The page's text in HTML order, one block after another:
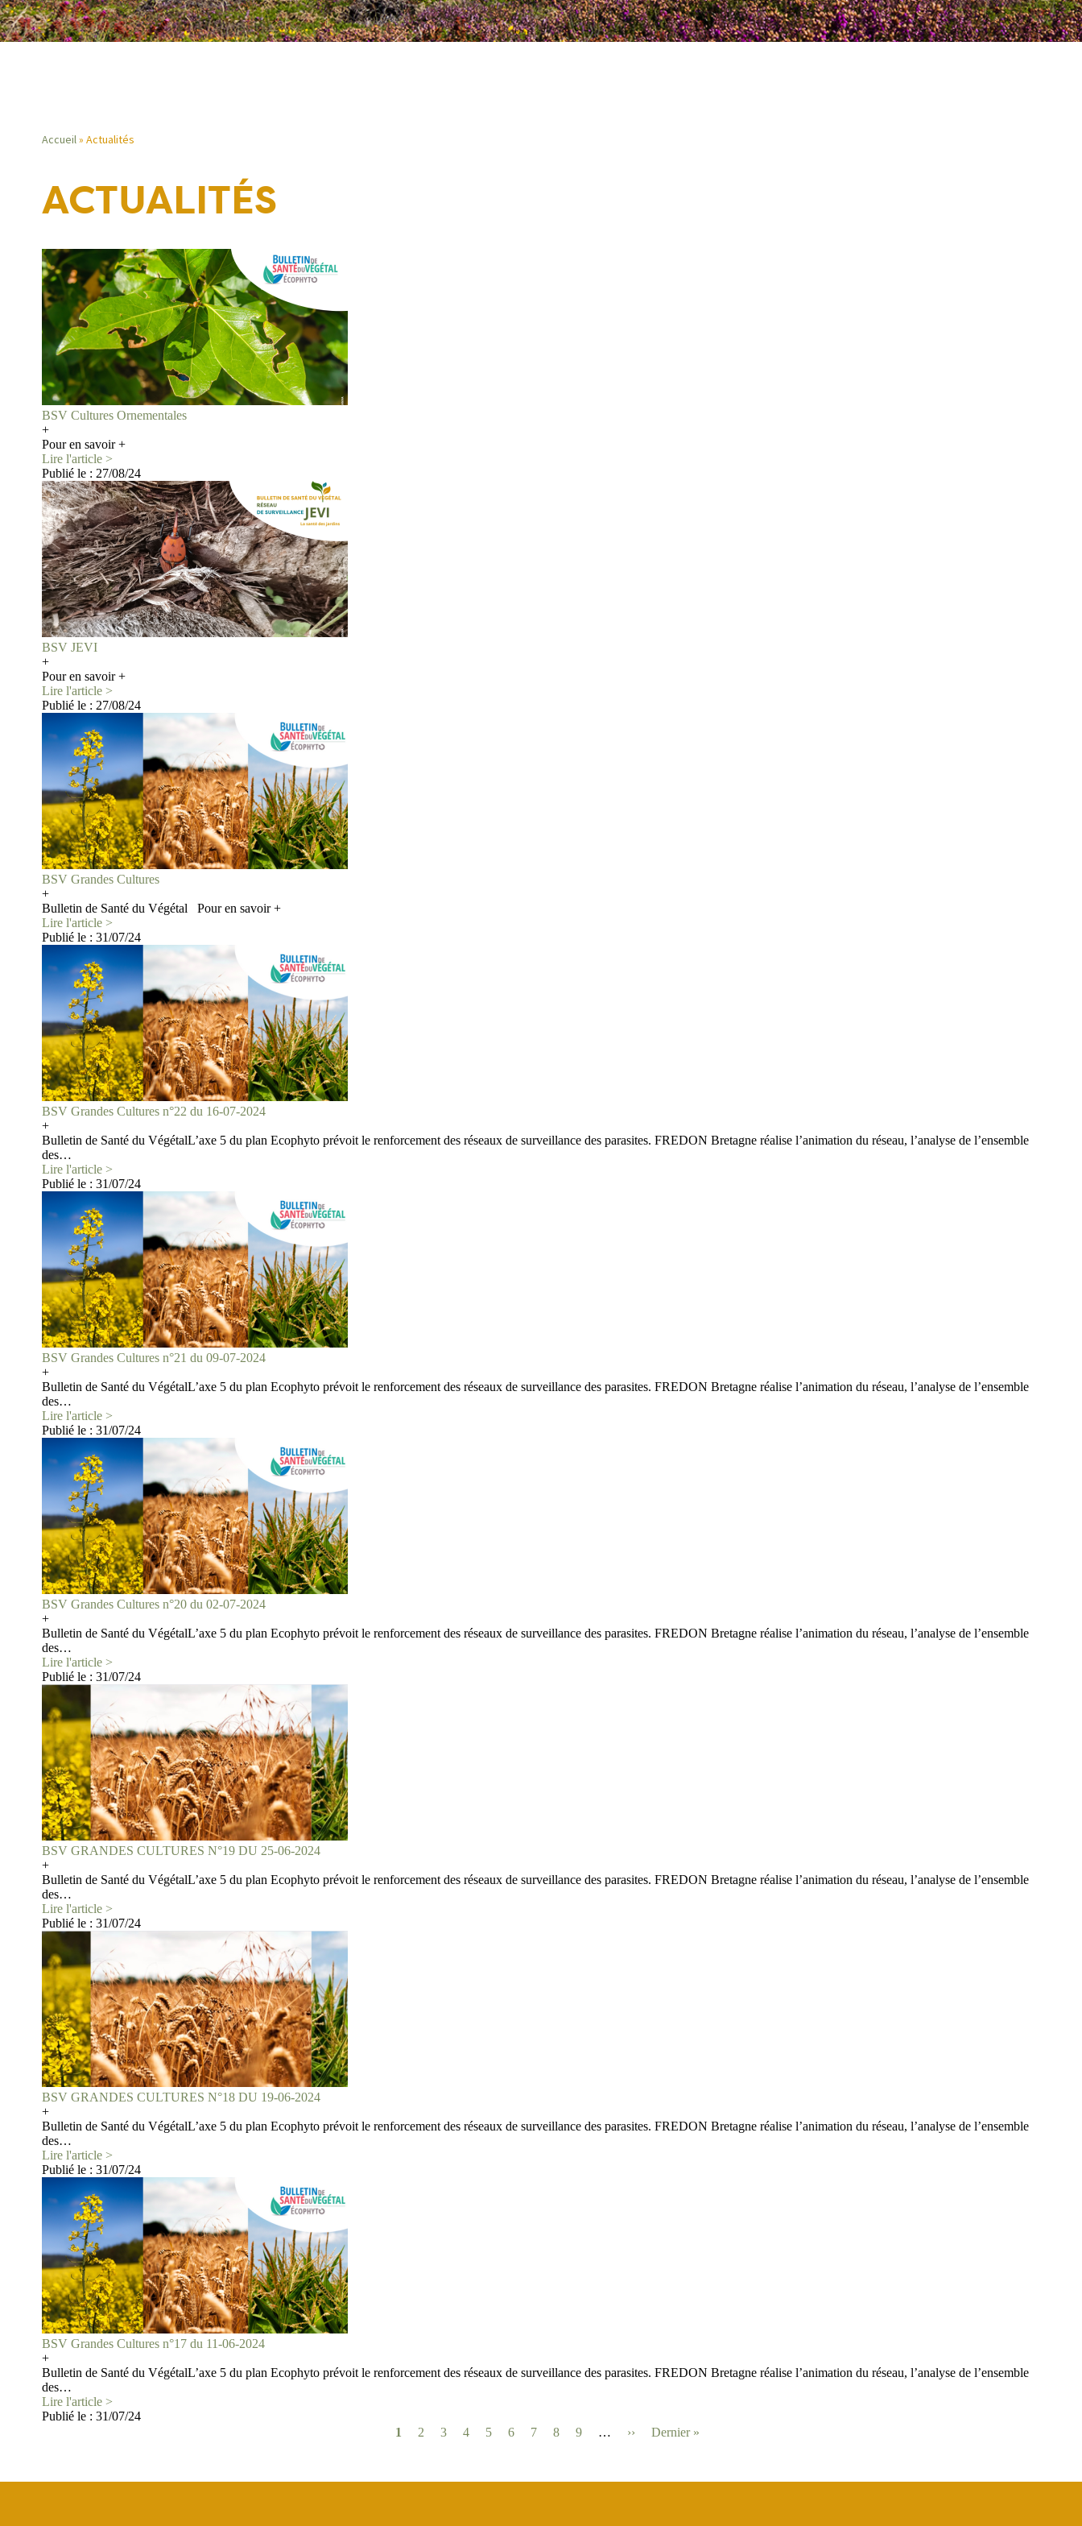
Fil
d'Ariane
Accueil Actualités
ACTUALITÉS
BSV Cultures Ornementales
+
Pour en savoir +
Lire l'article >
Publié le : 27/08/24
BSV JEVI
+
Pour en savoir +
Lire l'article >
Publié le : 27/08/24
BSV Grandes Cultures
+
Bulletin de Santé du Végétal Pour en savoir +
Lire l'article >
Publié le : 31/07/24
BSV Grandes Cultures n°22 du 16-07-2024
+
Bulletin de Santé du VégétalL’axe 5 du plan Ecophyto prévoit le renforcement des réseaux de surveillance des parasites. FREDON Bretagne réalise l’animation du réseau, l’analyse de l’ensemble
des…
Lire l'article >
Publié le : 31/07/24
BSV Grandes Cultures n°21 du 09-07-2024
+
Bulletin de Santé du VégétalL’axe 5 du plan Ecophyto prévoit le renforcement des réseaux de surveillance des parasites. FREDON Bretagne réalise l’animation du réseau, l’analyse de l’ensemble
des…
Lire l'article >
Publié le : 31/07/24
BSV Grandes Cultures n°20 du 02-07-2024
+
Bulletin de Santé du VégétalL’axe 5 du plan Ecophyto prévoit le renforcement des réseaux de surveillance des parasites. FREDON Bretagne réalise l’animation du réseau, l’analyse de l’ensemble
des…
Lire l'article >
Publié le : 31/07/24
BSV GRANDES CULTURES N°19 DU 25-06-2024
+
Bulletin de Santé du VégétalL’axe 5 du plan Ecophyto prévoit le renforcement des réseaux de surveillance des parasites. FREDON Bretagne réalise l’animation du réseau, l’analyse de l’ensemble
des…
Lire l'article >
Publié le : 31/07/24
BSV GRANDES CULTURES N°18 DU 19-06-2024
+
Bulletin de Santé du VégétalL’axe 5 du plan Ecophyto prévoit le renforcement des réseaux de surveillance des parasites. FREDON Bretagne réalise l’animation du réseau, l’analyse de l’ensemble
des…
Lire l'article >
Publié le : 31/07/24
BSV Grandes Cultures n°17 du 11-06-2024
+
Bulletin de Santé du VégétalL’axe 5 du plan Ecophyto prévoit le renforcement des réseaux de surveillance des parasites. FREDON Bretagne réalise l’animation du réseau, l’analyse de l’ensemble
des…
Lire l'article >
Publié le : 31/07/24
Page
1 Page
2 Page
3 Page
4 Page
5 Page
6 Page
7 Page
8 Page
9 …
Page
››
Dernière
Dernier »